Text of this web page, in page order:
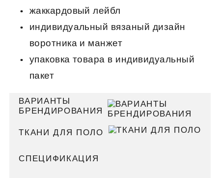
жаккардовый лейбл
индивидуальный вязаный дизайн
воротника и манжет
упаковка товара в индивидуальный
пакет
ВАРИАНТЫ
БРЕНДИРОВАНИЯ
ТКАНИ ДЛЯ ПОЛО
СПЕЦИФИКАЦИЯ